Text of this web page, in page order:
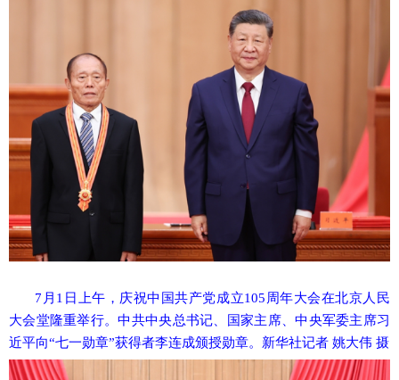
7月1日上午，庆祝中国共产党成立105周年大会在北京人民
大会堂隆重举行。中共中央总书记、国家主席、中央军委主席习
近平向“七一勋章”获得者李连成颁授勋章。新华社记者 姚大伟 摄